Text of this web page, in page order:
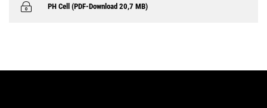
PH Cell (PDF-Download 20,7 MB)